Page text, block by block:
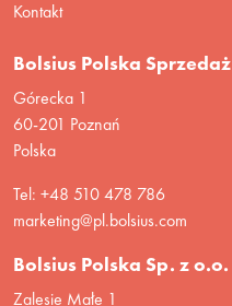
Kontakt
Bolsius Polska Sprzedaż
Górecka 1
60-201 Poznań
Polska
Tel: +48 510 478 786
marketing@pl.bolsius.com
Bolsius Polska Sp. z o.o.
Zalesie Małe 1